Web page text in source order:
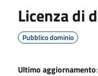
Licenza di
Pubblico dominio
Ultimo aggiornamento